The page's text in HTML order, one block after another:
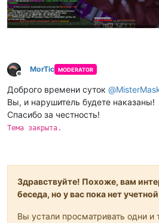
Не в сети
MorTic MODERATOR
Доброго времени суток @
Вы, и нарушитель будете наказаны!
Спасибо за честность!
Тема закрыта.
Здравствуйте! Похоже, вам
беседа, но у вас пока нет
Вы устали просматривать одни и